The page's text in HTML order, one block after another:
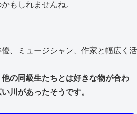
もしれませんね。
、ミュージシャン、作家と幅広く活
の同級生たちとは好きな物が合わ
川があったそうです。